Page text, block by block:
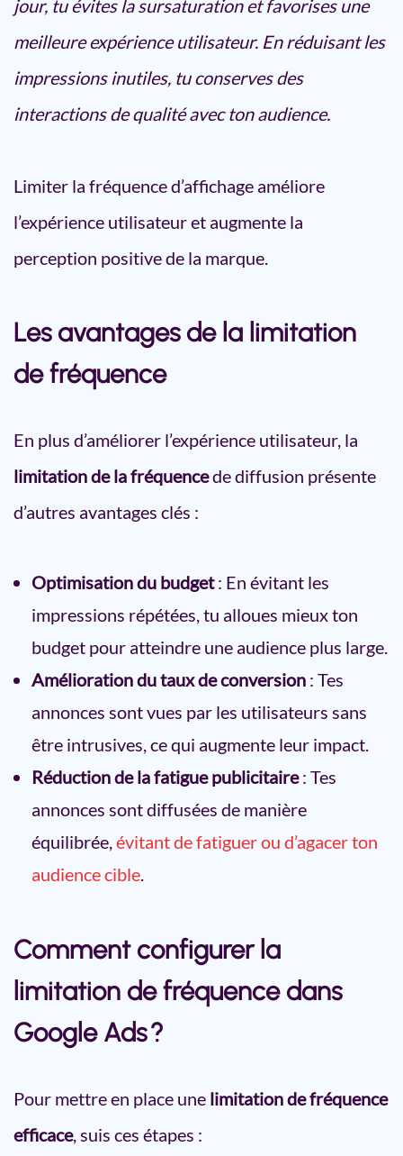
jour, tu évites la sursaturation et favorises une
meilleure expérience utilisateur. En réduisant les
impressions inutiles, tu conserves des
interactions de qualité avec ton audience.
Limiter la fréquence d’affichage améliore
l’expérience utilisateur et augmente la
perception positive de la marque.
Les avantages de la limitation
de fréquence
En plus d’améliorer l’expérience utilisateur, la
limitation de la fréquencede diffusion présente
d’autres avantages clés :
Optimisation du budget: En évitant les
impressions répétées, tu alloues mieux ton
budget pour atteindre une audience plus large.
Amélioration du taux de conversion : Tes
annonces sont vues par les utilisateurs sans
être intrusives, ce qui augmente leur impact.
Réduction de la fatigue publicitaire: Tes
annonces sont diffusées de manière
équilibrée,évitant de fatiguer ou d’agacer ton
audience cible.
Comment configurer la
limitation de fréquence dans
Google Ads ?
Pour mettre en place une limitation de fréquence
efficace, suis ces étapes :